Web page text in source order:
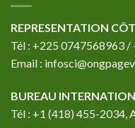
REPRESENTATION
Tél : +225 0747568963
Email :
BUREAU
Tél : +1 (418) 455-2034,